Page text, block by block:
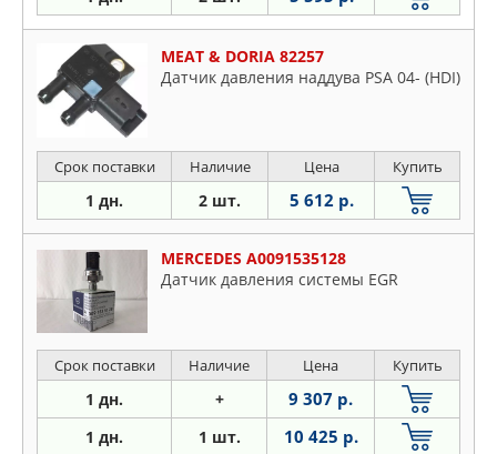
MEAT & DORIA 82257
Датчик давления наддува PSA 04- (HDI)
Срок поставки Наличие Цена Купить
1 дн. 2 шт. 5 612 р.
MERCEDES A0091535128
Датчик давления системы EGR
Срок поставки Наличие Цена Купить
1 дн. + 9 307 р.
1 дн. 1 шт. 10 425 р.